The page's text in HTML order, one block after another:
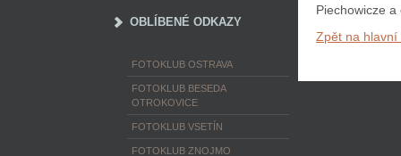
OBLÍBENÉ ODKAZY
FOTOKLUB OSTRAVA
FOTOKLUB BESEDA
OTROKOVICE
FOTOKLUB VSETÍN
FOTOKLUB ZNOJMO
Piechowicze
Zpět na hlavní